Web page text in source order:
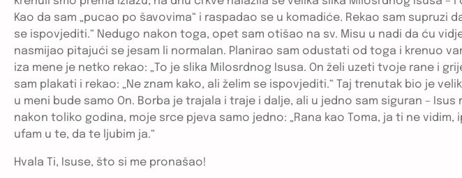
Kao da sam „pucao po šavovima“ i raspadao se u komadiće. Rekao sam
se ispovjediti.“ Nedugo nakon toga, opet sam otišao na sv. Misu u nadi da ću
nasmijao pitajući se jesam li normalan. Planirao sam odustati od toga i krenuo
iza mene je netko rekao: „To je slika Milosrdnog Isusa. On želi uzeti tvoje rane i
sam plakati i rekao: „Ne znam kako, ali želim se ispovjediti.“ Taj trenutak bio je
u meni bude samo On. Borba je trajala i traje i dalje, ali u jedno sam siguran –
nakon toliko godina, moje srce pjeva samo jedno: „Rana kao Toma, ja ti ne
ufam u te, da te ljubim ja.“
Hvala Ti, Isuse, što si me pronašao!